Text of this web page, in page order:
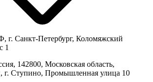
г. Санкт-Петербург, Коломяжский
1
142800, Московская область,
г. Ступино, Промышленная улица 10